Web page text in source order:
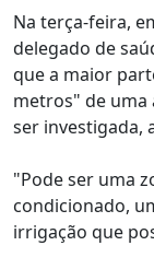
Na terça-feira,
delegado de
que a maior
metros" de uma
ser investigada,
"Pode ser uma
condicionado,
irrigação que